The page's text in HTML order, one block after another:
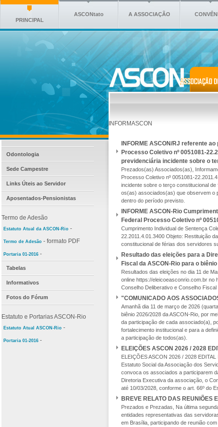
PRINCIPAL
ASCONtato A ASSOCIAÇÃO
Odontologia
Sede Campestre
Links Úteis ao Servidor
Aposentados-Pensionistas
Termo de Adesão
Estatuto Atual da ASCON-Rio -
Termo de Adesão - formato PDF
Portaria 01-2016 -
Tabelas
Informativos
Fotos do Fórum
Estatuto e Portarias ASCON-Rio
Estatuto Atual ASCON-Rio -
Portaria 01-2016 -
INFORMASCON
INFORME ASCON/RJ referente
Processo Coletivo nº 0051081-
previdenciária incidente sobre o
Prezados(as) Associados(as),
Processo Coletivo nº 0051081-
incidente sobre o terço constitucional
os(as) associados(as) que observem o
dentro do período previsto.
INFORME ASCON-Rio
Federal Processo Coletivo nº
Cumprimento Individual de Sentença
22.2011.4.01.3400 Objeto: Restituição
constitucional de férias dos servidores
Resultado das eleições para a
Fiscal da ASCON-Rio para o
Resultados das eleições no dia 11 de
online https://eleicoeasconrio.com.br no
Conselho Deliberativo e Conselho
"COMUNICADO AOS
Amanhã dia 11 de março de 2026
biênio 2026/2028 da ASCON-Rio, por
da participação de cada associado(a),
fortalecimento institucional e para a
a participação de todos(as).
ELEIÇÕES ASCON 2026 / 2028
ELEIÇÕES ASCON 2026 / 2028
Estatuto Social da Associação dos
convoca os associados a participarem
Diretoria Executiva da associação, o
até 10/03/2028, conforme o art. 66º do
BREVE RELATO DAS REUNIÕES
Prezados e Prezadas, Na última
entidades representativas das
em Brasília, participando de reunião